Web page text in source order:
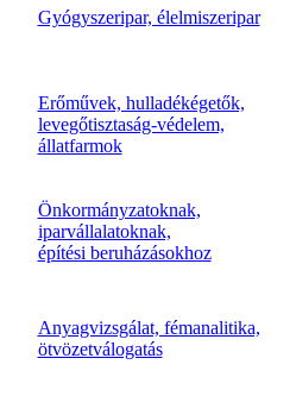
Gyógyszeripar, élelmiszeripar
Erőművek, hulladékégetők,
levegőtisztaság-védelem,
állatfarmok
Önkormányzatoknak,
iparvállalatoknak,
építési beruházásokhoz
Anyagvizsgálat, fémanalitika,
ötvözetválogatás